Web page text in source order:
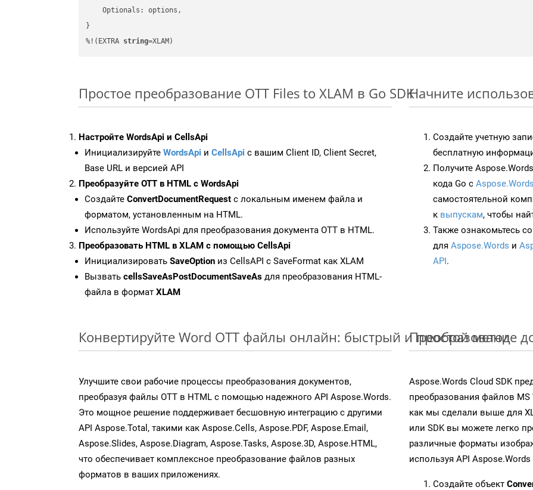
    Optionals: options,
}
%!(EXTRA string=XLAM)
Простое преобразование OTT Files to XLAM в Go SDK
Настройте WordsApi и CellsApi
Инициализируйте WordsApi и CellsApi с вашим Client ID, Client Secret,
Base URL и версией API
Преобразуйте OTT в HTML с WordsApi
Создайте ConvertDocumentRequest с локальным именем файла и
форматом, установленным на HTML.
Используйте WordsApi для преобразования документа OTT в HTML.
Преобразовать HTML в XLAM с помощью CellsApi
Инициализировать SaveOption из CellsAPI с SaveFormat как XLAM
Вызвать cellsSaveAsPostDocumentSaveAs для преобразования HTML-
файла в формат XLAM
Начните
Создайте учетную
бесплатную
Получите
кода Go с
самостоятельной
к выпускам, чтобы
Также ознакомьтесь
для Aspose.Words и
API.
Конвертируйте Word OTT файлы онлайн: быстрый и простой метод
Улучшите свои рабочие процессы преобразования документов,
преобразуя файлы OTT в HTML с помощью надежного API Aspose.Words.
Это мощное решение поддерживает бесшовную интеграцию с другими
API Aspose.Total, такими как Aspose.Cells, Aspose.PDF, Aspose.Email,
Aspose.Slides, Aspose.Diagram, Aspose.Tasks, Aspose.3D, Aspose.HTML,
что обеспечивает комплексное преобразование файлов разных
форматов в ваших приложениях.
Преобразование
Aspose.Words Cloud SDK
преобразования файлов
как мы сделали выше для
или SDK вы можете легко
различные форматы
используя API Aspose.Words
Создайте объект